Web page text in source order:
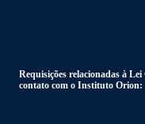
Requisições relacionadas à
contato com o Instituto Orion: